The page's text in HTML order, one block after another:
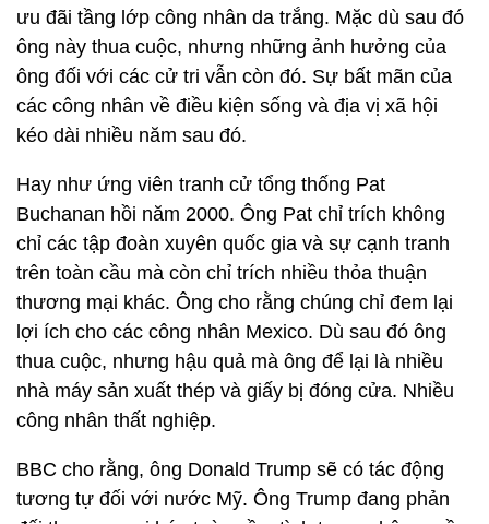
ưu đãi tầng lớp công nhân da trắng. Mặc dù sau đó
ông này thua cuộc, nhưng những ảnh hưởng của
ông đối với các cử tri vẫn còn đó. Sự bất mãn của
các công nhân về điều kiện sống và địa vị xã hội
kéo dài nhiều năm sau đó.
Hay như ứng viên tranh cử tổng thống Pat
Buchanan hồi năm 2000. Ông Pat chỉ trích không
chỉ các tập đoàn xuyên quốc gia và sự cạnh tranh
trên toàn cầu mà còn chỉ trích nhiều thỏa thuận
thương mại khác. Ông cho rằng chúng chỉ đem lại
lợi ích cho các công nhân Mexico. Dù sau đó ông
thua cuộc, nhưng hậu quả mà ông để lại là nhiều
nhà máy sản xuất thép và giấy bị đóng cửa. Nhiều
công nhân thất nghiệp.
BBC cho rằng, ông Donald Trump sẽ có tác động
tương tự đối với nước Mỹ. Ông Trump đang phản